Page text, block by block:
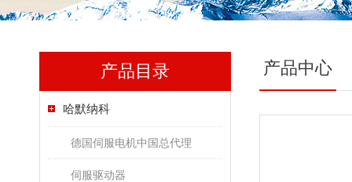
产品目录
哈默纳科
德国伺服电机中国总代理
伺服驱动器
产品中心